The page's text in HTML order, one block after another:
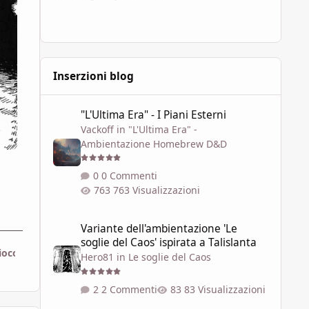
- Winter's Daughter
Inserzioni blog
"L'Ultima Era" - I Piani Esterni
Vackoffin "L'Ultima Era" -
Ambientazione Homebrew D&D
0 Commenti
763 Visualizzazioni
Variante dell'ambientazione 'Le
soglie del Caos' ispirata a Talislanta
Hero81 in Le soglie del Caos
2 Commenti 83 Visualizzazioni